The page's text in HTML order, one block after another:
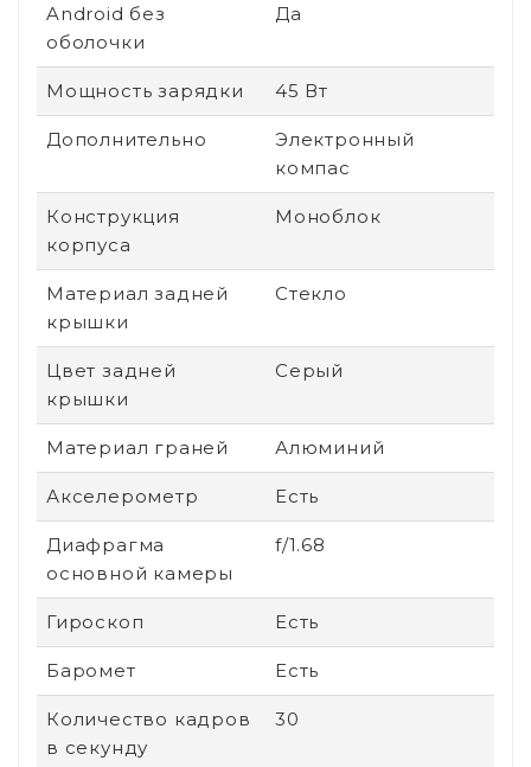
Android без
оболочки
Да
Мощность зарядки 45 Вт
Дополнительно
Электронный
компас
Конструкция
корпуса
Моноблок
Материал задней
крышки
Стекло
Цвет задней
крышки
Серый
Материал граней Алюминий
Акселерометр Есть
Диафрагма
основной камеры
f/1.68
Гироскоп Есть
Баромет Есть
Количество кадров
в секунду
30